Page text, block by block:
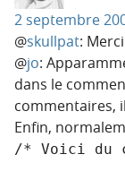
2 septembre
@skullpat: Merci
@jo:
dans le
commentaires,
Enfin,
/* Voici du